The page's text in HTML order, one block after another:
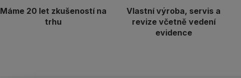
Máme 20 let zkušeností na
trhu
Vlastní výroba, servis a
revize včetně vedení
evidence